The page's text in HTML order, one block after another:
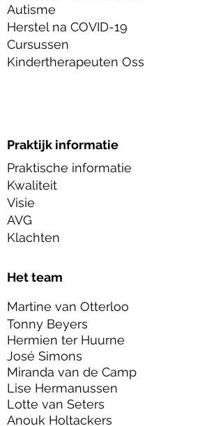
Autisme
Herstel na COVID-19
Cursussen
Kindertherapeuten Oss
Praktijk informatie
Praktische informatie
Kwaliteit
Visie
AVG
Klachten
Het team
Martine van Otterloo
Tonny Beyers
Hermien ter Huurne
José Simons
Miranda van de Camp
Lise Hermanussen
Lotte van Seters
Anouk Holtackers